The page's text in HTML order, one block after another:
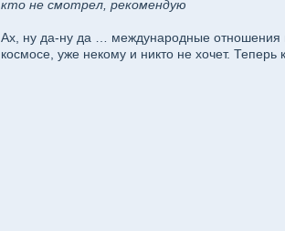
кто не смотрел, рекомендую
Ах, ну да-ну да … международные отношения
космосе, уже некому и никто не хочет.